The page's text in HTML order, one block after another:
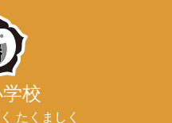
校
たくましく